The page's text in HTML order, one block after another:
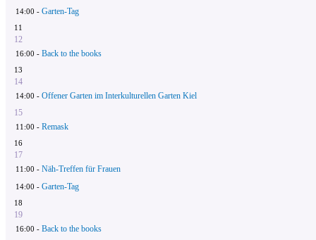
14:00 - Garten-Tag
11
12
16:00 - Back to the books
13
14
14:00 - Offener Garten im Interkulturellen Garten Kiel
15
11:00 - Remask
16
17
11:00 - Näh-Treffen für Frauen
14:00 - Garten-Tag
18
19
16:00 - Back to the books